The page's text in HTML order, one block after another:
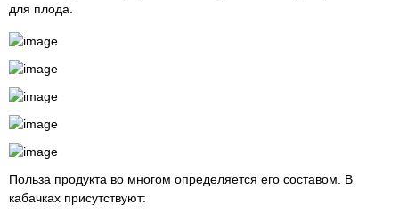
для плода.
Польза продукта во многом определяется его составом. В
кабачках присутствуют: